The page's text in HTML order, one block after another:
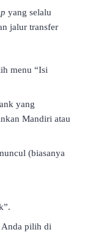
yang selalu
jalur transfer
menu “Isi
yang
Mandiri atau
(biasanya
Anda pilih di